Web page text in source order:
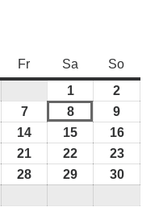
Fr FreitagSa Samstag
So
11.
August
2026
2
2026
77.
August
2026
88.
August
2026
9
2026
14
August
15
August
1616.
2026
21
August
22
August
2323.
28 29 3030.